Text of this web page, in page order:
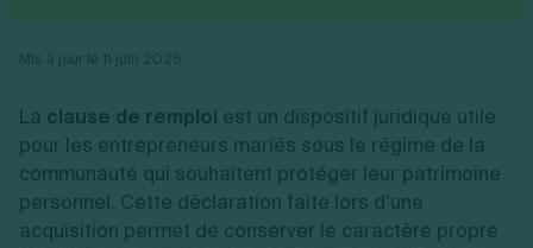
Transport
Autres
Ressources
Simulateur de choix de forme juridique
Gérer son entreprise
Gestion comptable
Approbation des comptes
Dépôt de marque
Conseil/finance
Vente en ligne
Services aux entreprises
Construction/travaux
Restauration
Fiches SCI
Fiches auto-entrepreneur
Fiches association
Toutes les fiches sur la création
Autres démarches
La clause de remploi est un dispositif juridique utile
pour les entrepreneurs mariés sous le régime de la
communauté qui souhaitent protéger leur patrimoine
personnel. Cette déclaration faite lors d’une
acquisition permet de conserver le caractère propre